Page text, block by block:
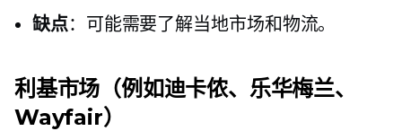
缺点：可能需要了解当地市场和物流。
利基市场（例如迪卡侬、乐华梅兰、
Wayfair）